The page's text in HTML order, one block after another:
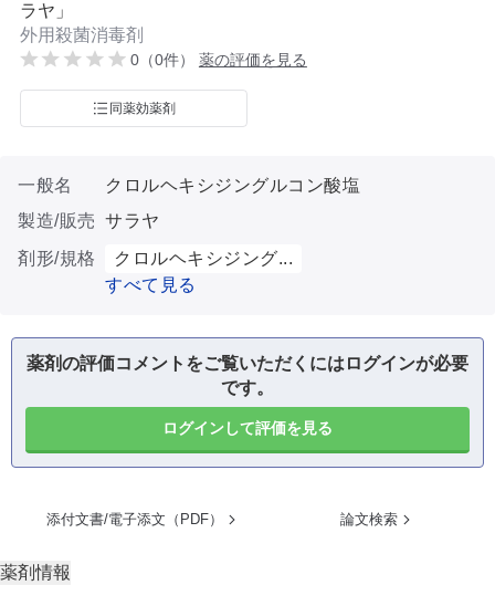
ラヤ」
外用殺菌消毒剤
0（0件） 薬の評価を見る
同薬効薬剤
一般名
クロルヘキシジングルコン酸塩
製造/販売 サラヤ
剤形/規格
クロルヘキシジング...
すべて見る
薬剤の評価コメントをご覧いただくにはログインが必要
です。
ログインして評価を見る
添付文書/電子添文（PDF） 論文検索
薬剤情報